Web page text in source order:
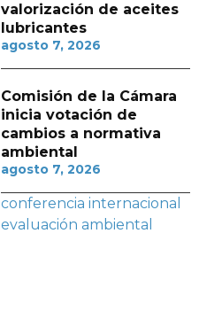
valorización de aceites
lubricantes
agosto 7, 2026
Comisión de la Cámara
inicia votación de
cambios a normativa
ambiental
agosto 7, 2026
conferencia internacional
evaluación ambiental